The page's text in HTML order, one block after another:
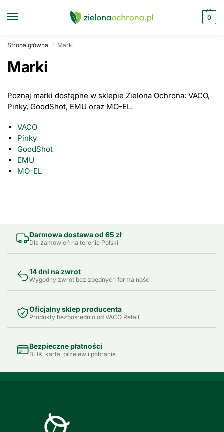
0
Strona główna / Marki
Marki
Poznaj marki dostępne w sklepie Zielona Ochrona: VACO,
Pinky, GoodShot, EMU oraz MO-EL.
VACO
Pinky
GoodShot
EMU
MO-EL
Darmowa dostawa od 65 zł
Dla zamówień na terenie Polski
14 dni na zwrot
Wygodny zwrot bez zbędnych formalności
Oficjalny sklep producenta
Produkty bezpośrednio od VACO Retail
Bezpieczne płatności
BLIK, karta, przelew i pobranie